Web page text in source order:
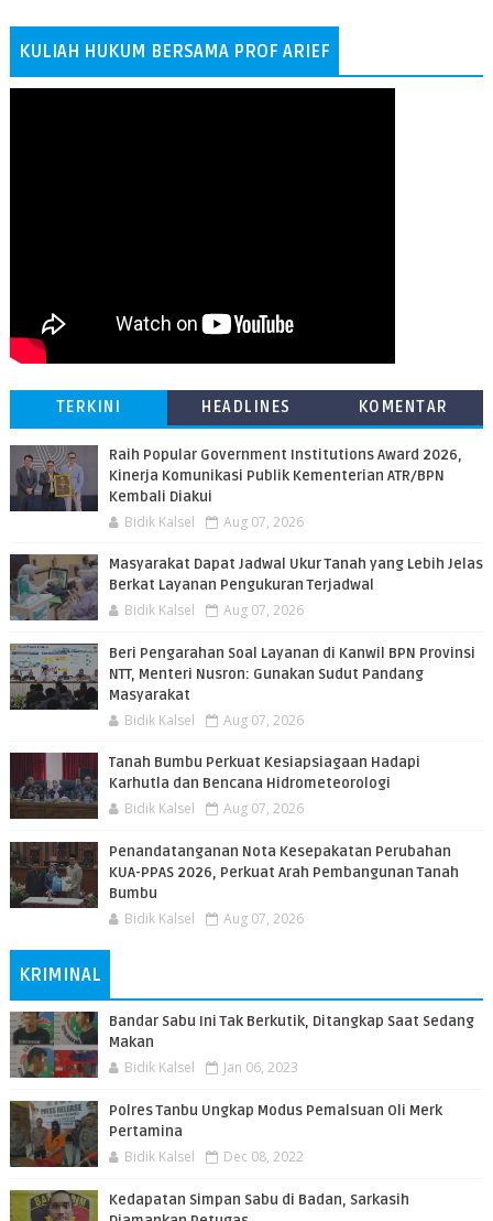
KULIAH HUKUM BERSAMA PROF ARIEF
TERKINI HEADLINES KOMENTAR
Raih Popular Government Institutions Award 2026,
Kinerja Komunikasi Publik Kementerian ATR/BPN
Kembali Diakui
Bidik Kalsel Aug 07, 2026
Masyarakat Dapat Jadwal Ukur Tanah yang Lebih Jelas
Berkat Layanan Pengukuran Terjadwal
Bidik Kalsel Aug 07, 2026
Beri Pengarahan Soal Layanan di Kanwil BPN Provinsi
NTT, Menteri Nusron: Gunakan Sudut Pandang
Masyarakat
Bidik Kalsel Aug 07, 2026
Tanah Bumbu Perkuat Kesiapsiagaan Hadapi
Karhutla dan Bencana Hidrometeorologi
Bidik Kalsel Aug 07, 2026
Penandatanganan Nota Kesepakatan Perubahan
KUA-PPAS 2026, Perkuat Arah Pembangunan Tanah
Bumbu
Bidik Kalsel Aug 07, 2026
KRIMINAL
Bandar Sabu Ini Tak Berkutik, Ditangkap Saat Sedang
Makan
Bidik Kalsel Jan 06, 2023
Polres Tanbu Ungkap Modus Pemalsuan Oli Merk
Pertamina
Bidik Kalsel Dec 08, 2022
Kedapatan Simpan Sabu di Badan, Sarkasih